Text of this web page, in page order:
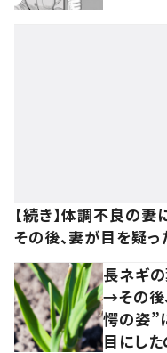
【続き】体調不良の
その後、妻が目を疑っ
長ネギ
→その後
愕の姿”
目にした